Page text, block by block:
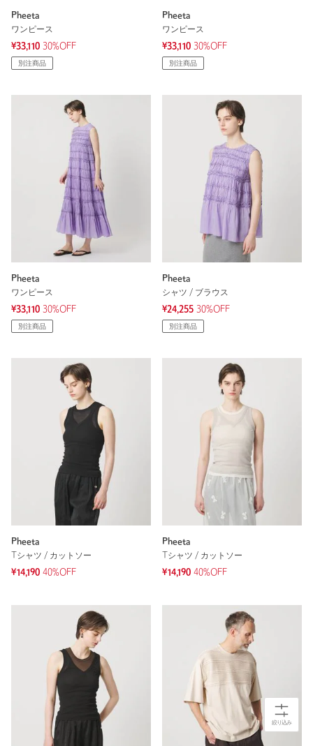
Pheeta
ワンピース
¥33,110 30%OFF
別注商品
Pheeta
ワンピース
¥33,110 30%OFF
別注商品
Pheeta
ワンピース
¥33,110 30%OFF
別注商品
Pheeta
シャツ / ブラウス
¥24,255 30%OFF
別注商品
Pheeta
Tシャツ / カットソー
¥14,190 40%OFF
Pheeta
Tシャツ / カットソー
¥14,190 40%OFF
絞り込み